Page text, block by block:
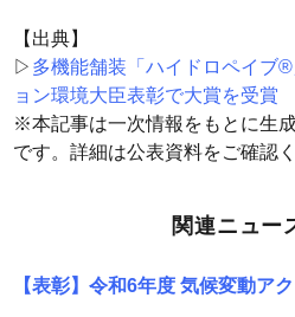
【出典】
▷ 多機能舗装「ハイドロペイブ
ョン環境大臣表彰で大賞を受賞
※本記事は一次情報をもとに生
です。詳細は公表資料をご確認く
関連ニュー
【表彰】令和6年度 気候変動ア